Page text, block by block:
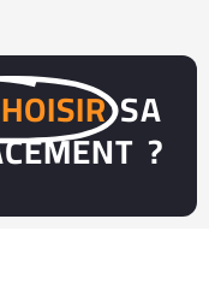
SA
?